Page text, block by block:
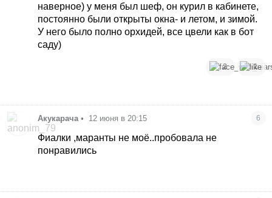
наверное) у меня был шеф, он курил в кабинете,
постоянно были открыты окна- и летом, и зимой.
У него было полно орхидей, все цвели как в бот
саду)
2 1
Акукарача • 12 июня в 20:15 6
Фиалки ,маранты не моё..пробовала не
понравились